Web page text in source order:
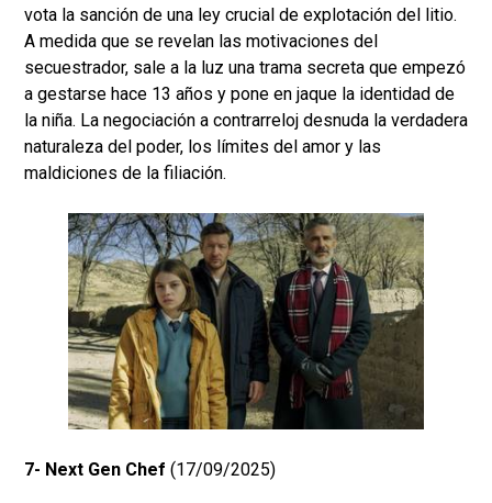
vota la sanción de una ley crucial de explotación del litio.
A medida que se revelan las motivaciones del
secuestrador, sale a la luz una trama secreta que empezó
a gestarse hace 13 años y pone en jaque la identidad de
la niña. La negociación a contrarreloj desnuda la verdadera
naturaleza del poder, los límites del amor y las
maldiciones de la filiación.
7- Next Gen Chef (17/09/2025)